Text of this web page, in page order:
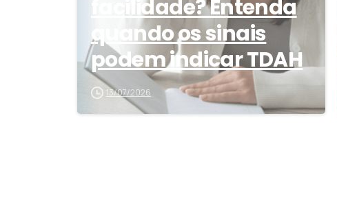
facilidade? Entenda
quando os sinais
podem indicar TDAH
13/07/2026